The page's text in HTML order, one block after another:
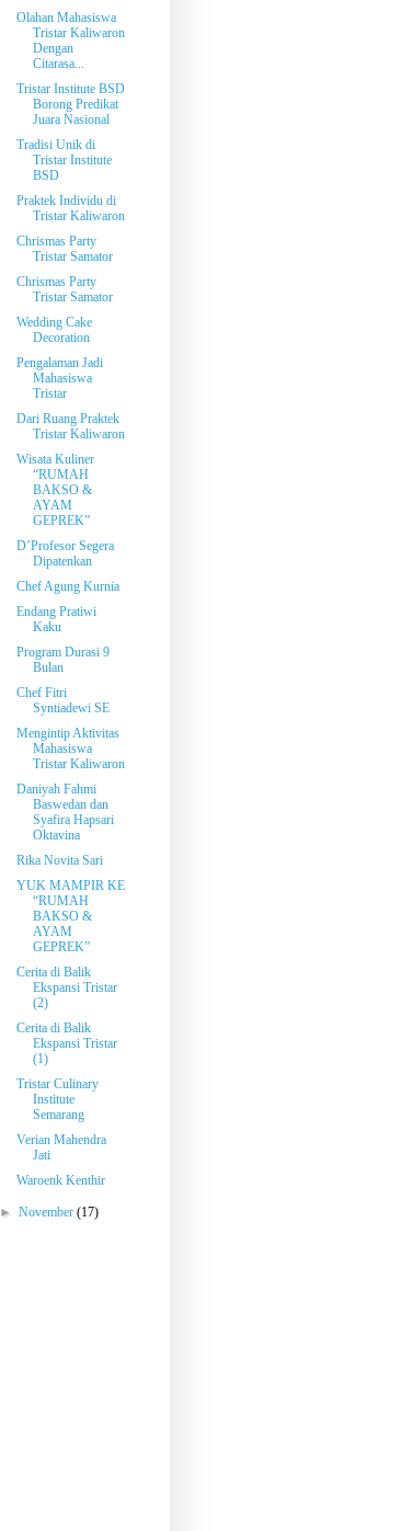
Olahan Mahasiswa
Tristar Kaliwaron
Dengan
Citarasa...
Tristar Institute BSD
Borong Predikat
Juara Nasional
Tradisi Unik di
Tristar Institute
BSD
Praktek Individu di
Tristar Kaliwaron
Chrismas Party
Tristar Samator
Chrismas Party
Tristar Samator
Wedding Cake
Decoration
Pengalaman Jadi
Mahasiswa
Tristar
Dari Ruang Praktek
Tristar Kaliwaron
Wisata Kuliner
“RUMAH
BAKSO &
AYAM
GEPREK”
D’Profesor Segera
Dipatenkan
Chef Agung Kurnia
Endang Pratiwi
Kaku
Program Durasi 9
Bulan
Chef Fitri
Syntiadewi SE
Mengintip Aktivitas
Mahasiswa
Tristar Kaliwaron
Daniyah Fahmi
Baswedan dan
Syafira Hapsari
Oktavina
Rika Novita Sari
YUK MAMPIR KE
“RUMAH
BAKSO &
AYAM
GEPREK”
Cerita di Balik
Ekspansi Tristar
(2)
Cerita di Balik
Ekspansi Tristar
(1)
Tristar Culinary
Institute
Semarang
Verian Mahendra
Jati
Waroenk Kenthir
►November(17)